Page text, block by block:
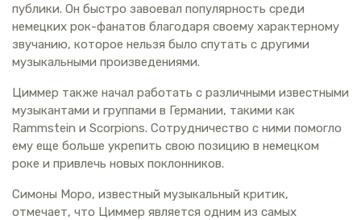
публики. Он быстро завоевал популярность среди
немецких рок-фанатов благодаря своему характерному
звучанию, которое нельзя было спутать с другими
музыкальными произведениями.
Циммер также начал работать с различными известными
музыкантами и группами в Германии, такими как
Rammstein и Scorpions. Сотрудничество с ними помогло
ему еще больше укрепить свою позицию в немецком
роке и привлечь новых поклонников.
Cимоны Моро, известный музыкальный критик,
отмечает, что Циммер является одним из самых